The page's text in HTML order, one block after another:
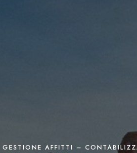
AFFITTI –